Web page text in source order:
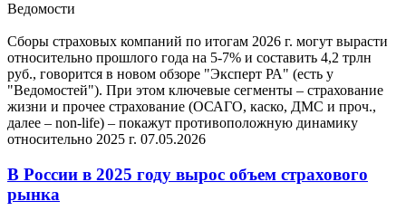
Ведомости
Сборы страховых компаний по итогам 2026 г. могут вырасти
относительно прошлого года на 5-7% и составить 4,2 трлн
руб., говорится в новом обзоре "Эксперт РА" (есть у
"Ведомостей"). При этом ключевые сегменты – страхование
жизни и прочее страхование (ОСАГО, каско, ДМС и проч.,
далее – non-life) – покажут противоположную динамику
относительно 2025 г. 07.05.2026
В России в 2025 году вырос объем страхового
рынка